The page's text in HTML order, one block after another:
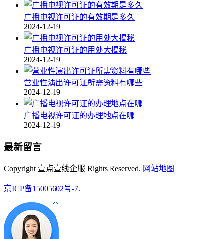
广播电视许可证的有效期是多久
2024-12-19
广播电视许可证的用处大揭秘
2024-12-19
营业性演出许可证所需资料有哪些
2024-12-19
广播电视许可证的办理地点在哪
2024-12-19
最新留言
Copyright 壹点壹线企服 Rights Reserved. 网站地图
京ICP备15005602号-7.